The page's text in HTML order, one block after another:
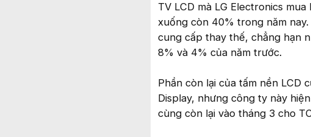
TV LCD mà LG Electronics
xuống còn 40% trong năm
cung cấp thay thế, chẳng hạn
8% và 4% của năm trước.
Phần còn lại của tấm nền LCD
Display, nhưng công ty này
cùng còn lại vào tháng 3 cho